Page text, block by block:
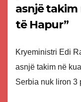
asnjë
të Hapur”
Kryeministri Edi
asnjë takim në
Serbia nuk liron 3